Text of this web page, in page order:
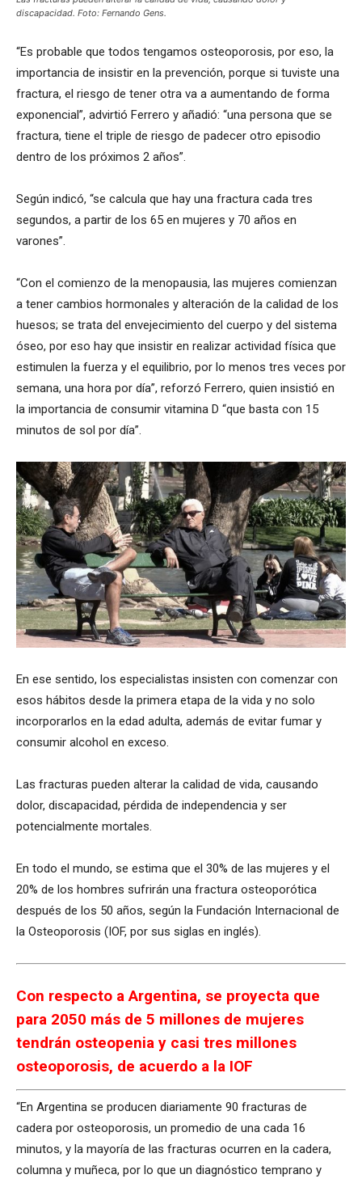
discapacidad. Foto: Fernando Gens.
“Es probable que todos tengamos osteoporosis, por eso, la
importancia de insistir en la prevención, porque si tuviste una
fractura, el riesgo de tener otra va a aumentando de forma
exponencial”, advirtió Ferrero y añadió: “una persona que se
fractura, tiene el triple de riesgo de padecer otro episodio
dentro de los próximos 2 años”.
Según indicó, “se calcula que hay una fractura cada tres
segundos, a partir de los 65 en mujeres y 70 años en
varones”.
“Con el comienzo de la menopausia, las mujeres comienzan
a tener cambios hormonales y alteración de la calidad de los
huesos; se trata del envejecimiento del cuerpo y del sistema
óseo, por eso hay que insistir en realizar actividad física que
estimulen la fuerza y el equilibrio, por lo menos tres veces por
semana, una hora por día”, reforzó Ferrero, quien insistió en
la importancia de consumir vitamina D “que basta con 15
minutos de sol por día”.
En ese sentido, los especialistas insisten con comenzar con
esos hábitos desde la primera etapa de la vida y no solo
incorporarlos en la edad adulta, además de evitar fumar y
consumir alcohol en exceso.
Las fracturas pueden alterar la calidad de vida, causando
dolor, discapacidad, pérdida de independencia y ser
potencialmente mortales.
En todo el mundo, se estima que el 30% de las mujeres y el
20% de los hombres sufrirán una fractura osteoporótica
después de los 50 años, según la Fundación Internacional de
la Osteoporosis (IOF, por sus siglas en inglés).
Con respecto a Argentina, se proyecta que
para 2050 más de 5 millones de mujeres
tendrán osteopenia y casi tres millones
osteoporosis, de acuerdo a la IOF
“En Argentina se producen diariamente 90 fracturas de
cadera por osteoporosis, un promedio de una cada 16
minutos, y la mayoría de las fracturas ocurren en la cadera,
columna y muñeca, por lo que un diagnóstico temprano y